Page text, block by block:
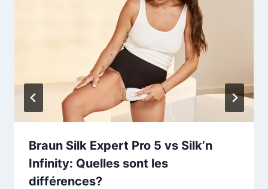
Braun Silk Expert Pro 5 vs Silk’n
Infinity: Quelles sont les
différences?